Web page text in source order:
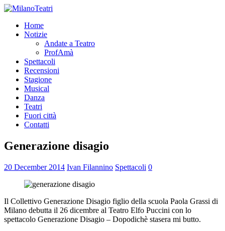
Home
Notizie
Andate a Teatro
ProfAmà
Spettacoli
Recensioni
Stagione
Musical
Danza
Teatri
Fuori città
Contatti
Generazione disagio
20 December 2014 Ivan Filannino Spettacoli 0
Il Collettivo Generazione Disagio figlio della scuola Paola Grassi di
Milano debutta il 26 dicembre al Teatro Elfo Puccini con lo
spettacolo Generazione Disagio – Dopodichè stasera mi butto.